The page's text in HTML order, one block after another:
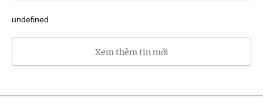
undefined
Xem thêm tin mới